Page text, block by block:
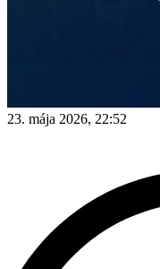
23. mája 2026, 22:52